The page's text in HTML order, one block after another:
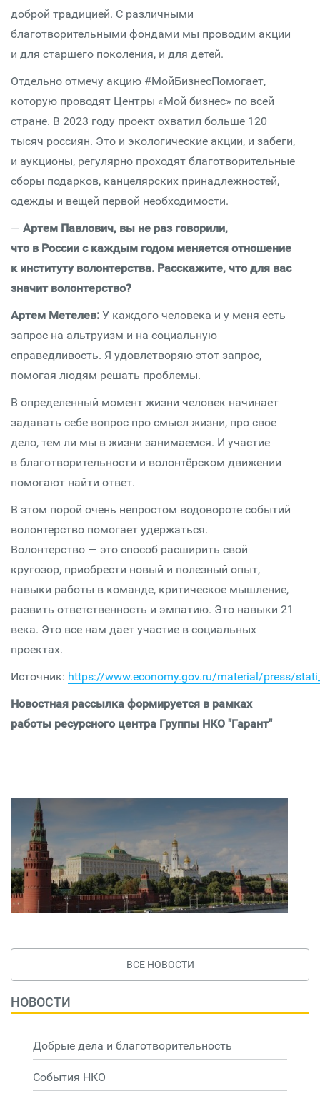
доброй традицией. С различными
благотворительными фондами мы проводим акции
и для старшего поколения, и для детей.
Отдельно отмечу акцию #МойБизнесПомогает,
которую проводят Центры «Мой бизнес» по всей
стране. В 2023 году проект охватил больше 120
тысяч россиян. Это и экологические акции, и забеги,
и аукционы, регулярно проходят благотворительные
сборы подарков, канцелярских принадлежностей,
одежды и вещей первой необходимости.
— Артем Павлович, вы не раз говорили,
что в России с каждым годом меняется отношение
к институту волонтерства. Расскажите, что для вас
значит волонтерство?
Артем Метелев: У каждого человека и у меня есть
запрос на альтруизм и на социальную
справедливость. Я удовлетворяю этот запрос,
помогая людям решать проблемы.
В определенный момент жизни человек начинает
задавать себе вопрос про смысл жизни, про свое
дело, тем ли мы в жизни занимаемся. И участие
в благотворительности и волонтёрском движении
помогают найти ответ.
В этом порой очень непростом водовороте событий
волонтерство помогает удержаться.
Волонтерство — это способ расширить свой
кругозор, приобрести новый и полезный опыт,
навыки работы в команде, критическое мышление,
развить ответственность и эмпатию. Это навыки 21
века. Это все нам дает участие в социальных
проектах.
Источник: https://www.economy.gov.ru/material/press/
Новостная рассылка формируется в рамках
работы ресурсного центра Группы НКО "Гарант"
ВСЕ НОВОСТИ
НОВОСТИ
Добрые дела и благотворительность
События НКО